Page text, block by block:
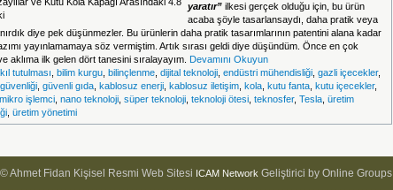
yaratır” ilkesi gerçek olduğu için, bu ürün
acaba şöyle tasarlansaydı, daha pratik veya
diye pek düşünmezler. Bu ürünlerin daha pratik tasarımlarının patentini alana kadar
yayınlamamaya söz vermiştim. Artık sırası geldi diye düşündüm. Önce en çok
aklıma ilk gelen dört tanesini sıralayayım. Devamını Okuyun
tutulması bilim kurgu bilinçlenme dijital teknoloji endüstri mühendisliği gazli içecekler,
güvenli gıda kablosuz enerji kablosuz iletişim kola kutu fanta kutu içecekler,
mikro işlemci nano teknoloji süper teknoloji teknoloji ötesi teknosfer, Tesla üretim
üretim yönetimi
Ahmet Fidan Kişisel Resmi Web Sitesi ICAM NetworkGeliştirici by Online Groups